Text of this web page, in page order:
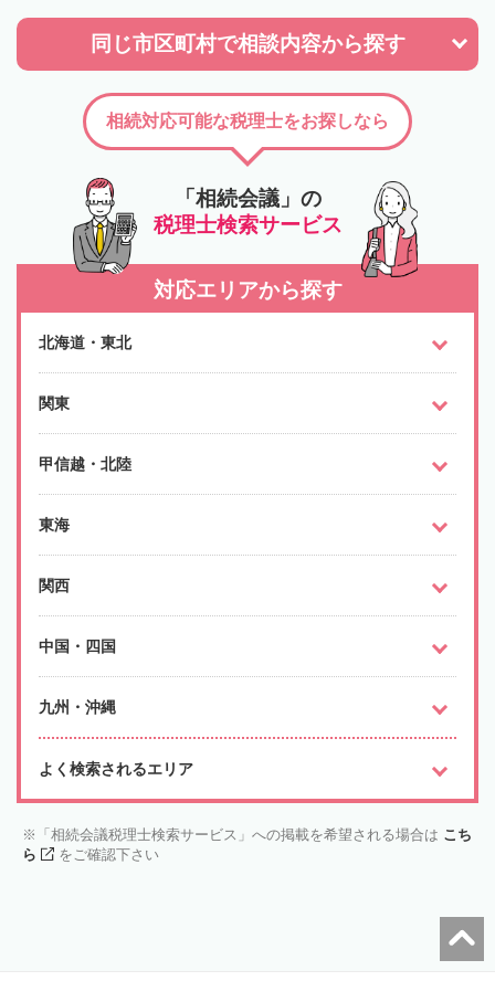
同じ市区町村で相談内容から探す
「相続会議」の
税理士検索サービス
相続対応可能な税理士をお探しなら
対応エリアから探す
北海道・東北
関東
甲信越・北陸
東海
関西
中国・四国
九州・沖縄
よく検索されるエリア
「相続会議税理士検索サービス」への掲載を希望される場合は こち
ら
をご確認下さい